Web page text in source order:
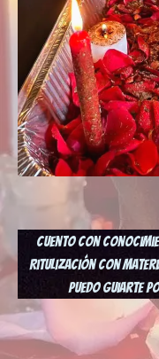
Cuento Con
Ritulización Con
Puedo Guiarte